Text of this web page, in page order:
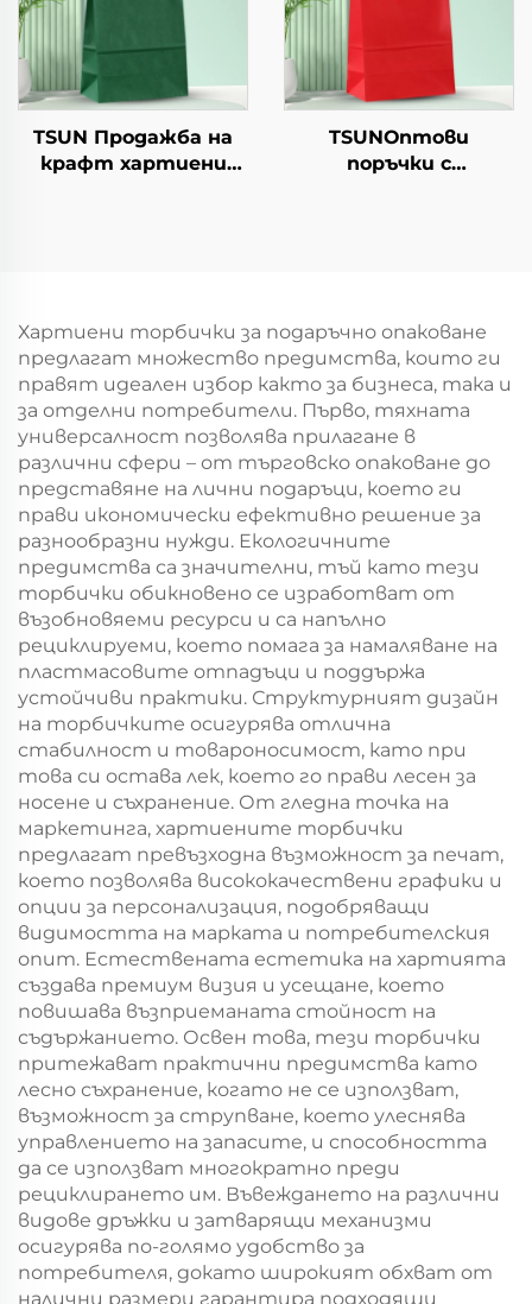
TSUN Продажба на
крафт хартиени
TSUNОптови
поръчки с
за екранна печат за
Нова година/
Кристемас, упаковка
за транспорт на
храна
Хартиени торбички за подаръчно опаковане
предлагат множество предимства, които ги
правят идеален избор както за бизнеса, така и
за отделни потребители. Първо, тяхната
универсалност позволява прилагане в
различни сфери – от търговско опаковане до
представяне на лични подаръци, което ги
прави икономически ефективно решение за
разнообразни нужди. Екологичните
предимства са значителни, тъй като тези
торбички обикновено се изработват от
възобновяеми ресурси и са напълно
рециклируеми, което помага за намаляване на
пластмасовите отпадъци и поддържа
устойчиви практики. Структурният дизайн
на торбичките осигурява отлична
стабилност и товароносимост, като при
това си остава лек, което го прави лесен за
носене и съхранение. От гледна точка на
маркетинга, хартиените торбички
предлагат превъзходна възможност за печат,
което позволява висококачествени графики и
опции за персонализация, подобряващи
видимостта на марката и потребителския
опит. Естествената естетика на хартията
създава премиум визия и усещане, което
повишава възприеманата стойност на
съдържанието. Освен това, тези торбички
притежават практични предимства като
лесно съхранение, когато не се използват,
възможност за струпване, което улеснява
управлението на запасите, и способността
да се използват многократно преди
рециклирането им. Въвеждането на различни
видове дръжки и затварящи механизми
осигурява по-голямо удобство за
потребителя, докато широкият обхват от
налични размери гарантира подходящи